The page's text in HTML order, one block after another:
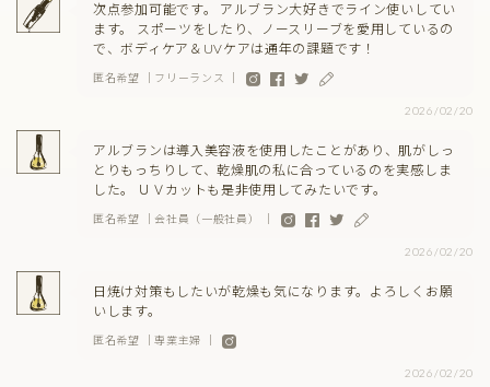
次点参加可能です。 アルブラン大好きでライン使いしてい
ます。 スポーツをしたり、ノースリーブを愛用しているの
で、ボディケア＆UVケアは通年の課題です！
匿名希望 ｜フリーランス ｜
2026/02/20
アルブランは導入美容液を使用したことがあり、肌がしっ
とりもっちりして、乾燥肌の私に合っているのを実感しま
した。 ＵＶカットも是非使用してみたいです。
匿名希望 ｜会社員（一般社員） ｜
2026/02/20
日焼け対策もしたいが乾燥も気になります。よろしくお願
いします。
匿名希望 ｜専業主婦 ｜
2026/02/20